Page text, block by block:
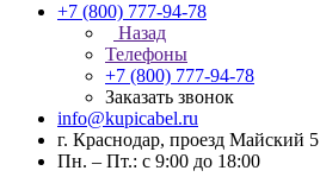
+7 (800) 777-94-78
Назад
Телефоны
+7 (800) 777-94-78
Заказать звонок
info@kupicabel.ru
г. Краснодар, проезд Майский 5
Пн. – Пт.: с 9:00 до 18:00